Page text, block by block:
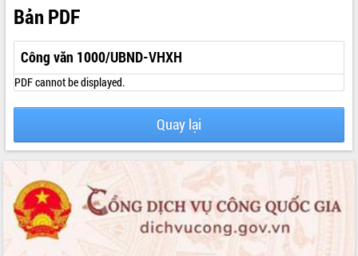
LÃNH ĐẠO UBND TỈNH
TIN TỨC SỰ KIỆN
SỞ, BAN, NGÀNH
UBND CÁC XÃ, PHƯỜNG
THÔNG TIN CHỈ ĐẠO ĐIỀU HÀNH
VĂN BẢN HĐND TỈNH
ĐIỂM TIN VĂN BẢN
Bản PDF
Công văn 1000/UBND-VHXH
PDF cannot be displayed.
Quay lại